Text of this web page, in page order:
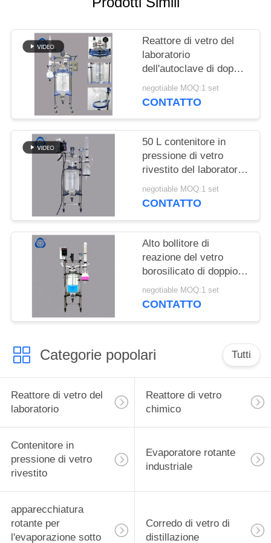
POLITICA
SULLA
PRIVACY
Reattore di vetro del
laboratorio
dell'autoclave di doppio
strato della nave di
reazione con il
negotiable MOQ:1 set
CONTATTO
50 L contenitore in
pressione di vetro
rivestito del laboratorio
del doppio di Pyrex con
il pulsometro
negotiable MOQ:1 set
CONTATTO
Alto bollitore di
reazione del vetro
borosilicato di doppio
strato con l'agitatore
del reattore
negotiable MOQ:1 set
CONTATTO
Categorie popolari Tutti
Reattore di vetro del
laboratorio
Reattore di vetro
chimico
Contenitore in
pressione di vetro
rivestito
Evaporatore rotante
industriale
apparecchiatura
rotante per
l'evaporazione sotto
Corredo di vetro di
distillazione